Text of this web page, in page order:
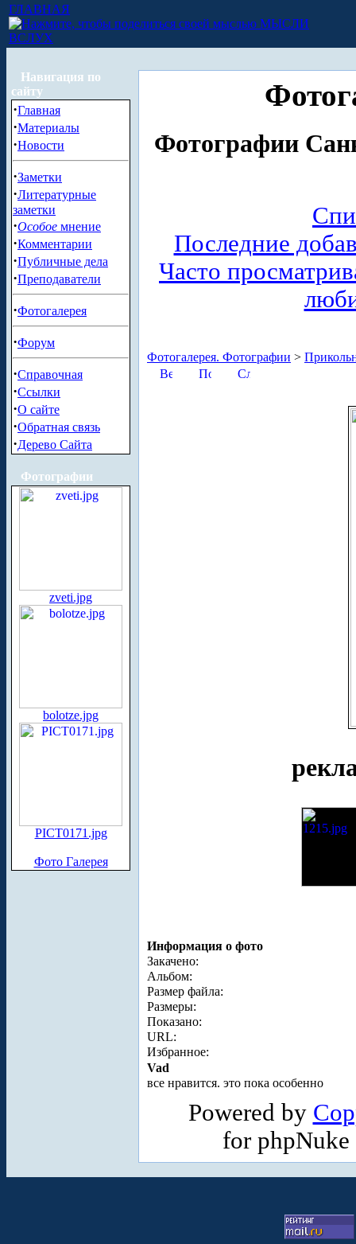
ГЛАВНАЯ
МЫСЛИ
ВСЛУХ
Навигация по
сайту
·Главная
·Материалы
·Новости
·Заметки
·Литературные
заметки
·Особое мнение
·Комментарии
·Публичные дела
·Преподаватели
·Фотогалерея
·Форум
·Справочная
·Ссылки
·О сайте
·Обратная связь
·Дерево Сайта
Фотографии
zveti.jpg
bolotze.jpg
PICT0171.jpg
Фото Галерея
Фотографии
Последние
Часто
Фотогалерея. Фотографии >
Информация о фото
Закачено:
Альбом:
Размер файла:
Размеры:
Показано:
URL:
Избранное:
Vad
все нравится. это пока особенно
Powered by
for